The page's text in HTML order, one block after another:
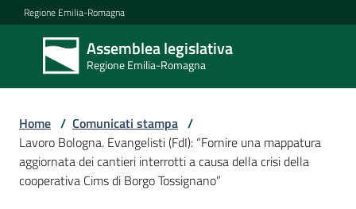
Vai al contenuto
Vai alla navigazione
Vai al footer
Regione Emilia-Romagna
Assemblea legislativa
Regione Emilia-Romagna
Assemblea
legislativa
Regione Emilia-
Assemblea
Home / Comunicati stampa /
Lavoro Bologna. Evangelisti (FdI): “Fornire una mappatura
aggiornata dei cantieri interrotti a causa della crisi della
cooperativa Cims di Borgo Tossignano”